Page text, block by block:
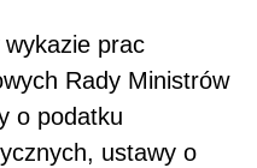
prac
Rady Ministrów
o podatku
ustawy o